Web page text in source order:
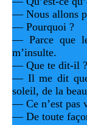
— Nous allons
— Pourquoi ?
— Parce que
m’insulte.
— Que te dit-il ?
— Il me dit
soleil, de la
— Ce n’est pas
— De toute